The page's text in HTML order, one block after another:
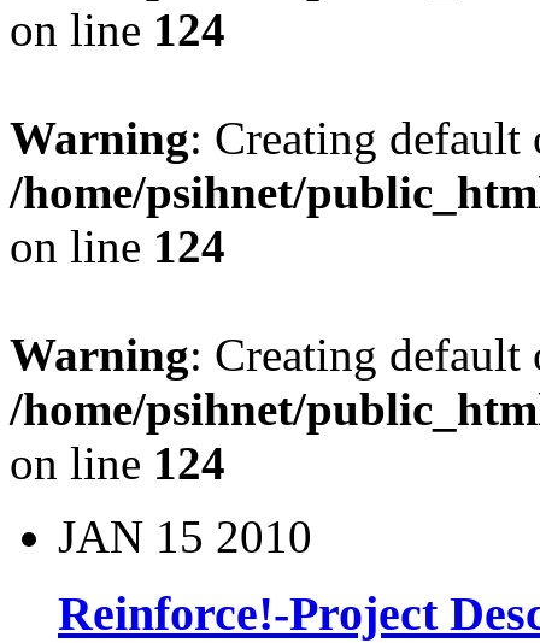
on line 124
Warning: Creating
/home/psihnet/
on line 124
Warning: Creating
/home/psihnet/
on line 124
JAN 15 2010
Reinforce!-Project